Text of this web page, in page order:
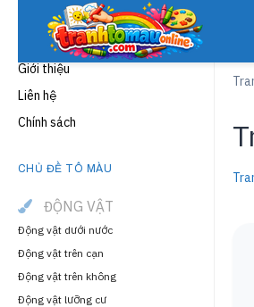
THÔNG TIN
Giới thiệu
Liên hệ
Chính sách
CHỦ ĐỀ TÔ MÀU
ĐỘNG VẬT
Động vật dưới nước
Động vật trên cạn
Động vật trên không
Động vật lưỡng cư